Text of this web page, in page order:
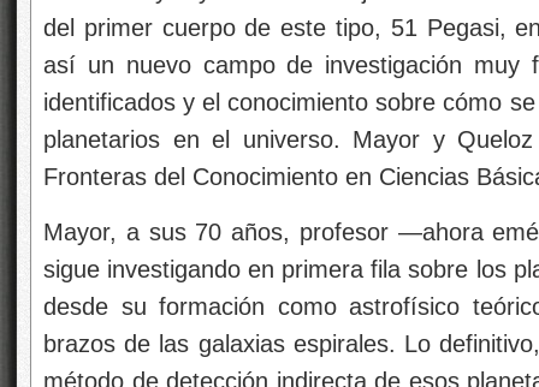
del primer cuerpo de este tipo, 51 Pegasi,
así un nuevo campo de investigación muy
identificados y el conocimiento sobre cómo
planetarios en el universo. Mayor y
Fronteras del Conocimiento en Ciencias
Mayor, a sus 70 años, profesor —ahora
sigue investigando en primera fila sobre los
desde su formación como astrofísico
brazos de las galaxias espirales. Lo
método de detección indirecta de esos